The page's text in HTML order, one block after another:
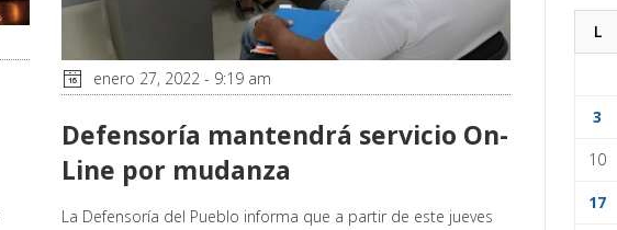
enero 27, 2022 - 9:19 am
Defensoría mantendrá servicio On-
Line por mudanza
La Defensoría del Pueblo informa que a partir de este jueves
L
3
10
17